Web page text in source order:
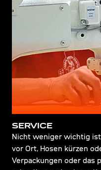
SERVICE
Nicht weniger wichtig
vor Ort, Hosen kürzen
Verpackungen oder das